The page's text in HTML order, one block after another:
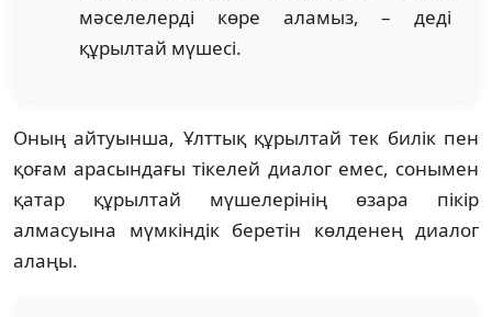
мәселелерді көре аламыз, – деді
құрылтай мүшесі.
Оның айтуынша, Ұлттық құрылтай тек билік пен
қоғам арасындағы тікелей диалог емес, сонымен
қатар құрылтай мүшелерінің өзара пікір
алмасуына мүмкіндік беретін көлденең диалог
алаңы.